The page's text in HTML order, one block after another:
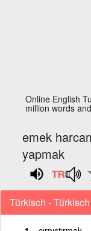
Online English
million words
emek
yapmak
Türkisch - Türkisch